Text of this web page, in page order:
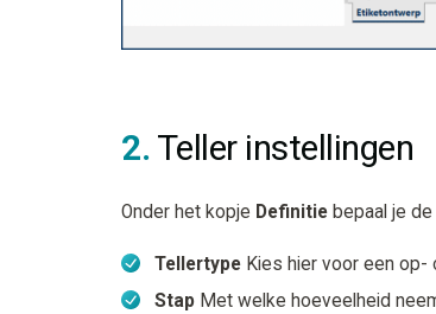
2. Teller instellingen
Onder het kopje Definitie bepaal je
Tellertype Kies hier voor een
Stap Met welke hoeveelheid